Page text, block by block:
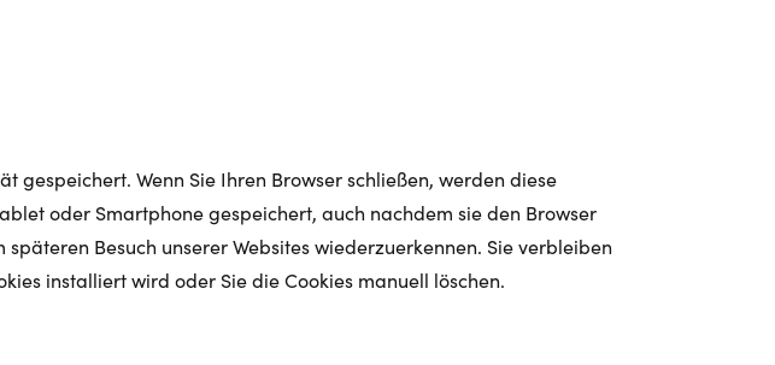
Wenn Sie Ihren Browser schließen, werden diese
oder Smartphone gespeichert, auch nachdem sie den Browser
Besuch unserer Websites wiederzuerkennen. Sie verbleiben
installiert wird oder Sie die Cookies manuell löschen.